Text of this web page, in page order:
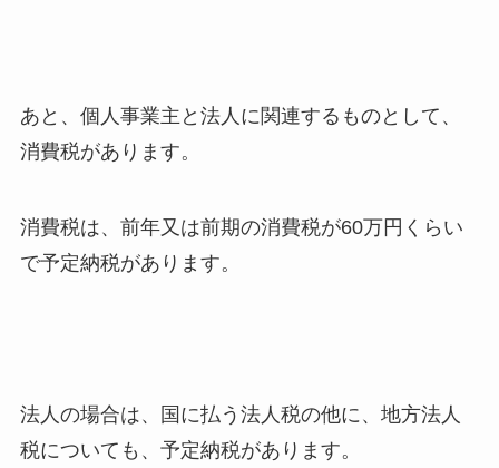
あと、個人事業主と法人に関連するものとして、
消費税があります。
消費税は、前年又は前期の消費税が60万円くらい
で予定納税があります。
法人の場合は、国に払う法人税の他に、地方法人
税についても、予定納税があります。